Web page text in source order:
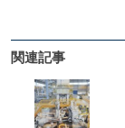
関連記事